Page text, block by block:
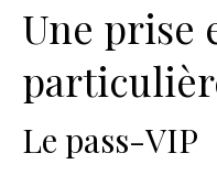
Une prise
Le pass-VIP